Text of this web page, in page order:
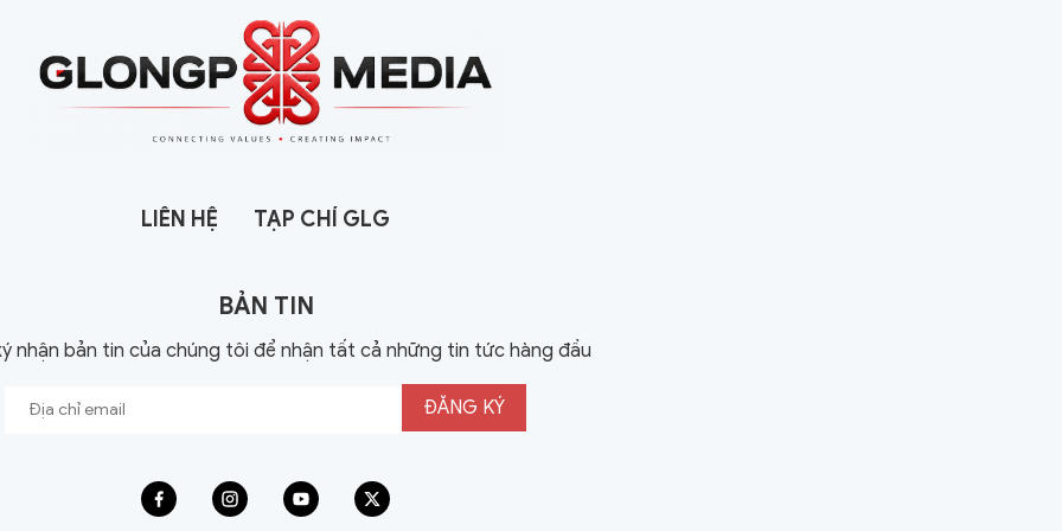
LIÊN HỆ TẠP CHÍ GLG
BẢN TIN
nhận bản tin của chúng tôi để nhận tất cả những tin tức hàng đầu